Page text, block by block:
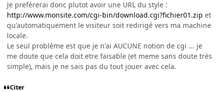
Je preférerai donc plutot avoir une URL du style :
http://www.monsite.com/cgi-bin/download.cgi?fichier01.zip et
qu'automatiquement le visiteur soit redirigé vers ma machine
locale.
Le seul problème est que je n'ai AUCUNE notion de cgi ... je
me doute que cela doit etre faisable (et meme sans doute très
simple), mais je ne sais pas du tout jouer avec cela.
Citer